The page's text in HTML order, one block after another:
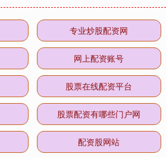
专业炒股配资网
网上配资账号
股票在线配资平台
股票配资有哪些门户网
配资股网站